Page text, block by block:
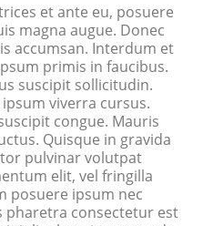
et ante eu, posuere
magna augue. Donec
accumsan. Interdum et
primis in faucibus.
suscipit sollicitudin.
viverra cursus.
congue. Mauris
Quisque in gravida
pulvinar volutpat
elit, vel fringilla
posuere ipsum nec
pharetra consectetur est